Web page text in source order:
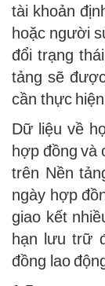
tài khoản
hoặc người
đổi trạng
tảng sẽ
cần thực
Dữ liệu về
hợp đồng và
trên Nền
ngày hợp
giao kết
hạn lưu trữ
đồng lao